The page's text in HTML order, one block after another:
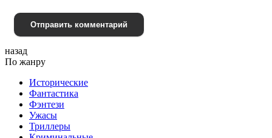
Отправить комментарий
назад
По жанру
Исторические
Фантастика
Фэнтези
Ужасы
Триллеры